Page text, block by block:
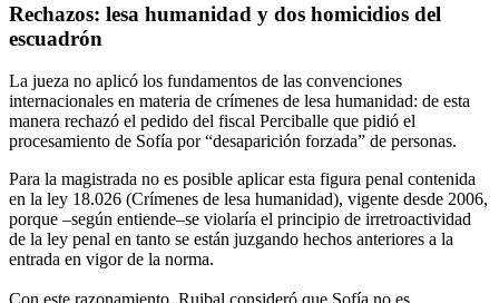
Rechazos: lesa humanidad y dos homicidios del
escuadrón
La jueza no aplicó los fundamentos de las convenciones
internacionales en materia de crímenes de lesa humanidad: de esta
manera rechazó el pedido del fiscal Perciballe que pidió el
procesamiento de Sofía por “desaparición forzada” de personas.
Para la magistrada no es posible aplicar esta figura penal contenida
en la ley 18.026 (Crímenes de lesa humanidad), vigente desde 2006,
porque –según entiende–se violaría el principio de irretroactividad
de la ley penal en tanto se están juzgando hechos anteriores a la
entrada en vigor de la norma.
Con este razonamiento, Ruibal consideró que Sofía no es